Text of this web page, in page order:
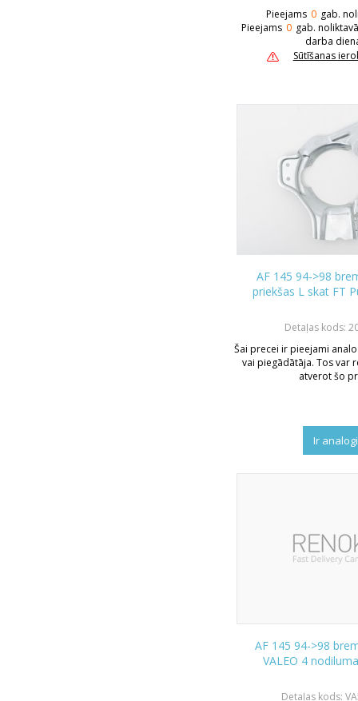
Pieejams 0 gab.
Pieejams 0 gab.
darba
Sūtīšanas
AF 145 94->98
priekšas L skat FT
Detaļas kods:
Šai precei ir pieejami
vai piegādātāja. Tos var
atverot šo
Ir analogi
AF 145 94->98
VALEO 4
Detaļas kods: